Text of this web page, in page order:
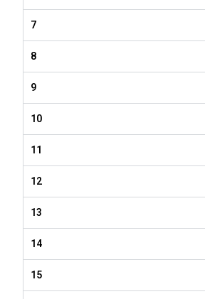
7
8
9
10
11
12
13
14
15